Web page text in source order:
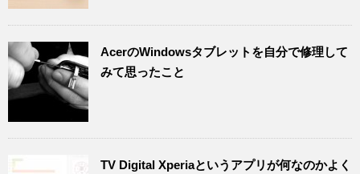
AcerのWindowsタブレットを自分で修理して
みて思ったこと
TV Digital Xperiaというアプリが何なのかよく